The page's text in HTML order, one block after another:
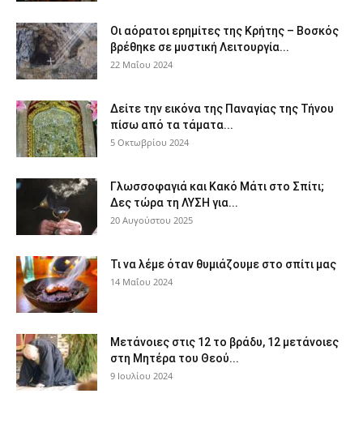
Οι αόρατοι ερημίτες της Κρήτης – Βοσκός
βρέθηκε σε μυστική Λειτουργία...
22 Μαΐου 2024
Δείτε την εικόνα της Παναγίας της Τήνου
πίσω από τα τάματα...
5 Οκτωβρίου 2024
Γλωσσοφαγιά και Κακό Μάτι στο Σπίτι;
Δες τώρα τη ΛΥΣΗ για...
20 Αυγούστου 2025
Τι να λέμε όταν θυμιάζουμε στο σπίτι μας
14 Μαΐου 2024
Μετάνοιες στις 12 το βράδυ, 12 μετάνοιες
στη Μητέρα του Θεού...
9 Ιουλίου 2024